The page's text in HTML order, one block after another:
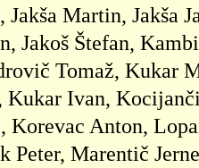
Jakša Martin, Jakša
Jakoš Štefan,
Tomaž, Kukar
Kukar Ivan,
Korevac Anton,
Peter, Marentič